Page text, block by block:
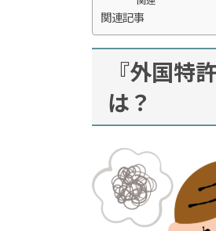
関連記事
『外国特
は？